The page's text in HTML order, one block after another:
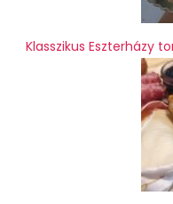
Klasszikus Eszterházy